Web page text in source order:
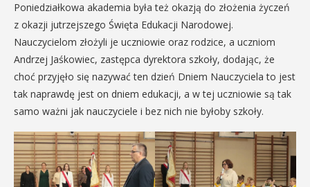
Poniedziałkowa akademia była też okazją do złożenia życzeń
z okazji jutrzejszego Święta Edukacji Narodowej.
Nauczycielom złożyli je uczniowie oraz rodzice, a uczniom
Andrzej Jaśkowiec, zastępca dyrektora szkoły, dodając, że
choć przyjęło się nazywać ten dzień Dniem Nauczyciela to jest
tak naprawdę jest on dniem edukacji, a w tej uczniowie są tak
samo ważni jak nauczyciele i bez nich nie byłoby szkoły.